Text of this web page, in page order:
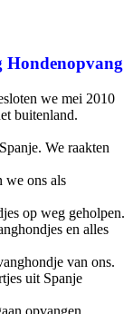
Hondenopvang
we mei 2010
buitenland.
We raakten
we ons als
op weg geholpen.
en alles
van ons.
uit Spanje